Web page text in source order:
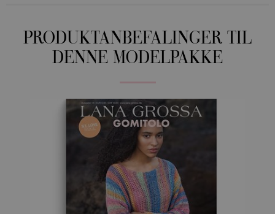
PRODUKTANBEFALINGER TIL
DENNE MODELPAKKE